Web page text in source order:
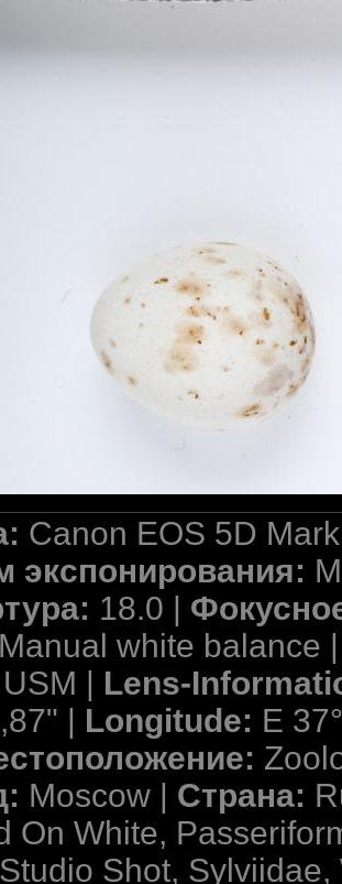
Canon EOS 5D
экспонирования:
18.0 |
Manual white balance
| Lens-
| Longitude: E
Moscow | Страна:
On White,
Shot,